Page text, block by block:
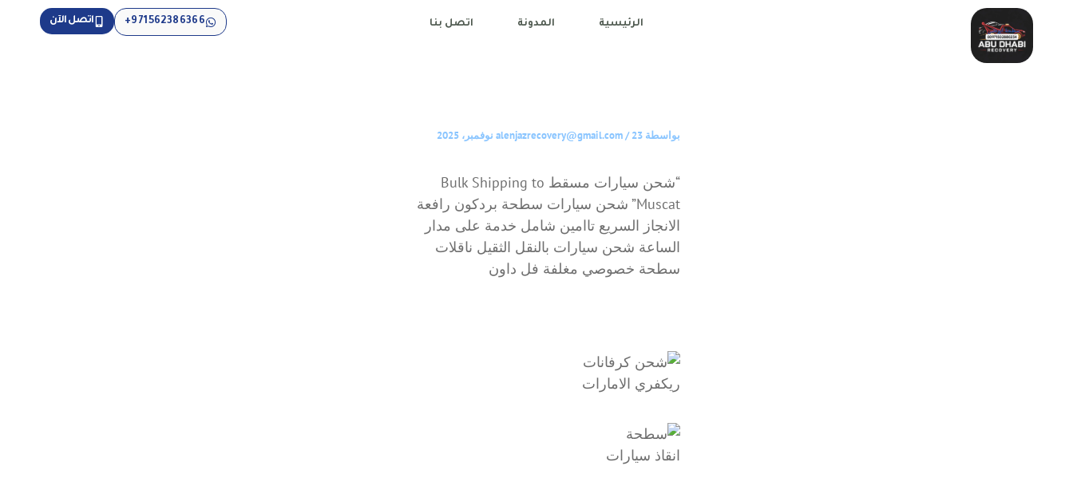
المحتوى
الرئيسية المدونة اتصل بنا اتصل الآن 971562386366+
بواسطة alenjazrecovery@gmail.com/23 نوفمبر، 2025
“شحن سيارات مسقط Bulk Shipping to
Muscat” شحن سيارات سطحة بردكون رافعة
الانجاز السريع تاامين شامل خدمة على مدار
الساعة شحن سيارات بالنقل الثقيل ناقلات
سطحة خصوصي مغلفة فل داون
ريكفري الامارات
انقاذ سيارات